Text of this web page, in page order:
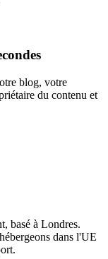
blog, votre
du contenu et
basé à Londres.
dans l'UE